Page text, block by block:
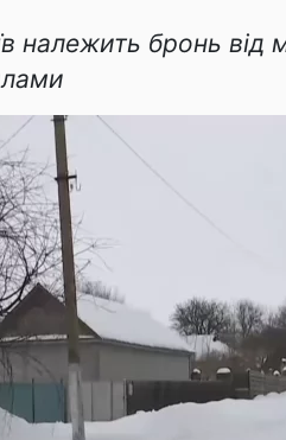
належить бронь від